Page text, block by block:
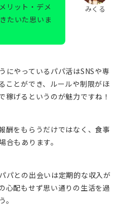
みくる
リット・デメ
たいた思いま
にやっているパパ活はSNSや専
ことができ、ルールや制限がほ
稼げるというのが魅力ですね！
酬をもらうだけではなく、食事
合もあります。
パとの出会いは定期的な収入が
心配もせず思い通りの生活を過